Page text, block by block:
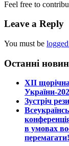
Feel free to
Leave a Reply
You must be
Останні
ХІІ
України-
Зустріч
в умовах
перемагати!